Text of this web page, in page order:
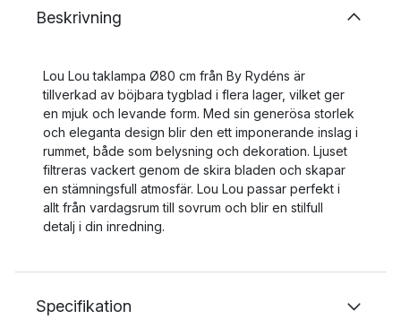
Beskrivning
Lou Lou taklampa Ø80 cm från By Rydéns är
tillverkad av böjbara tygblad i flera lager, vilket ger
en mjuk och levande form. Med sin generösa storlek
och eleganta design blir den ett imponerande inslag i
rummet, både som belysning och dekoration. Ljuset
filtreras vackert genom de skira bladen och skapar
en stämningsfull atmosfär. Lou Lou passar perfekt i
allt från vardagsrum till sovrum och blir en stilfull
detalj i din inredning.
Specifikation